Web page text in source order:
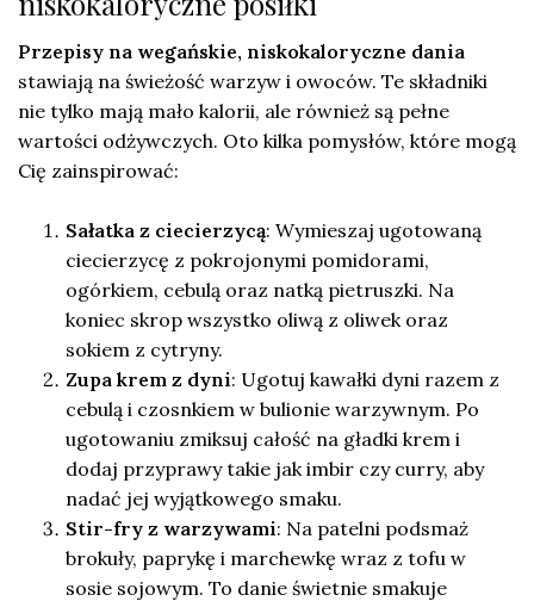
Przepisy na wegańskie, niskokaloryczne dania
stawiają na świeżość warzyw i owoców. Te składniki
nie tylko mają mało kalorii, ale również są pełne
wartości odżywczych. Oto kilka pomysłów, które mogą
Cię zainspirować:
Sałatka z ciecierzycą: Wymieszaj ugotowaną
ciecierzycę z pokrojonymi pomidorami,
ogórkiem, cebulą oraz natką pietruszki. Na
koniec skrop wszystko oliwą z oliwek oraz
sokiem z cytryny.
Zupa krem z dyni: Ugotuj kawałki dyni razem z
cebulą i czosnkiem w bulionie warzywnym. Po
ugotowaniu zmiksuj całość na gładki krem i
dodaj przyprawy takie jak imbir czy curry, aby
nadać jej wyjątkowego smaku.
Stir-fry z warzywami: Na patelni podsmaż
brokuły, paprykę i marchewkę wraz z tofu w
sosie sojowym. To danie świetnie smakuje